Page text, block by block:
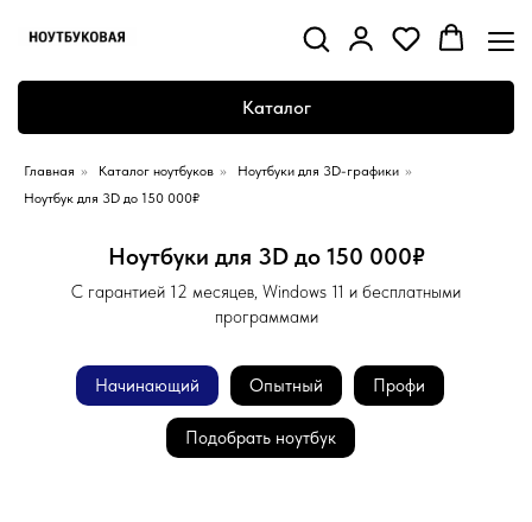
Каталог
Главная » Каталог ноутбуков » Ноутбуки для 3D-графики »
Ноутбук для 3D до 150 000₽
Ноутбуки для 3D до 150 000₽
С гарантией 12 месяцев, Windows 11 и бесплатными
программами
Начинающий Опытный Профи
Подобрать ноутбук